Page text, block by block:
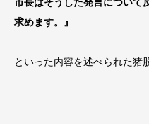
求めます。』
といった内容を述べられた猪